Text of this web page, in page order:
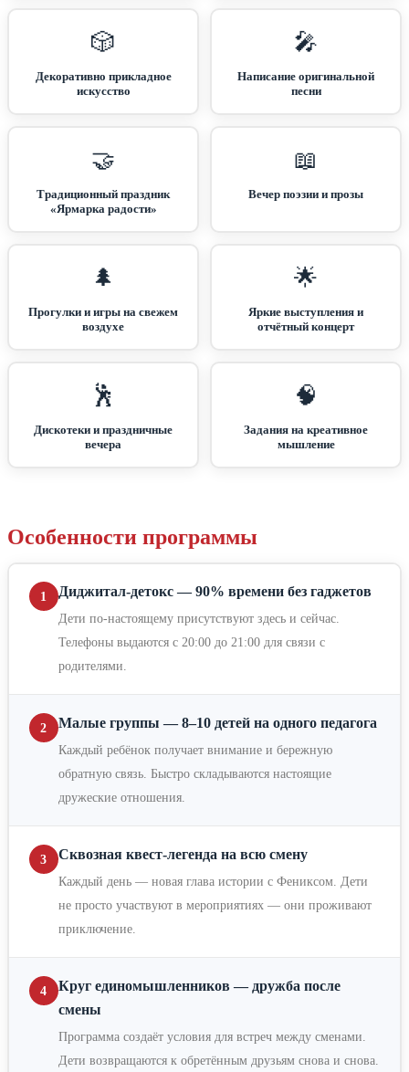
🎲
Декоративно прикладное
искусство
🎤
Написание оригинальной
песни
🤝
Традиционный праздник
«Ярмарка радости»
📖
Вечер поэзии и прозы
🌲
Прогулки и игры на свежем
воздухе
🌟
Яркие выступления и
отчётный концерт
🕺
Дискотеки и праздничные
вечера
🧠
Задания на креативное
мышление
Особенности программы
1 Диджитал-детокс — 90% времени без гаджетов
Дети по-настоящему присутствуют здесь и сейчас.
Телефоны выдаются с 20:00 до 21:00 для связи с
родителями.
2 Малые группы — 8–10 детей на одного педагога
Каждый ребёнок получает внимание и бережную
обратную связь. Быстро складываются настоящие
дружеские отношения.
3 Сквозная квест-легенда на всю смену
Каждый день — новая глава истории с Фениксом. Дети
не просто участвуют в мероприятиях — они проживают
приключение.
4
Круг единомышленников — дружба после
смены
Программа создаёт условия для встреч между сменами.
Дети возвращаются к обретённым друзьям снова и снова.